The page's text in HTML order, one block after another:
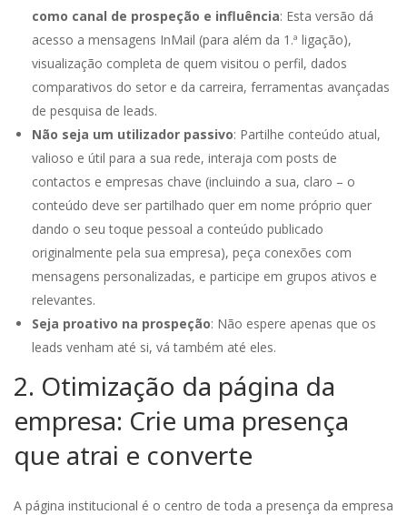
como canal de prospeção e influência: Esta versão dá
acesso a mensagens InMail (para além da 1.ª ligação),
visualização completa de quem visitou o perfil, dados
comparativos do setor e da carreira, ferramentas avançadas
de pesquisa de leads.
Não seja um utilizador passivo: Partilhe conteúdo atual,
valioso e útil para a sua rede, interaja com posts de
contactos e empresas chave (incluindo a sua, claro – o
conteúdo deve ser partilhado quer em nome próprio quer
dando o seu toque pessoal a conteúdo publicado
originalmente pela sua empresa), peça conexões com
mensagens personalizadas, e participe em grupos ativos e
relevantes.
Seja proativo na prospeção: Não espere apenas que os
leads venham até si, vá também até eles.
2. Otimização da página da
empresa: Crie uma presença
que atrai e converte
A página institucional é o centro de toda a presença da empresa